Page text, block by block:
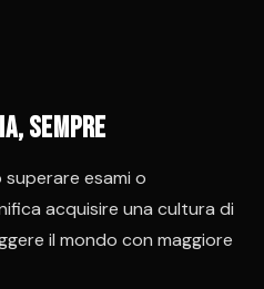
sempre
esami o
acquisire una cultura di
il mondo con maggiore